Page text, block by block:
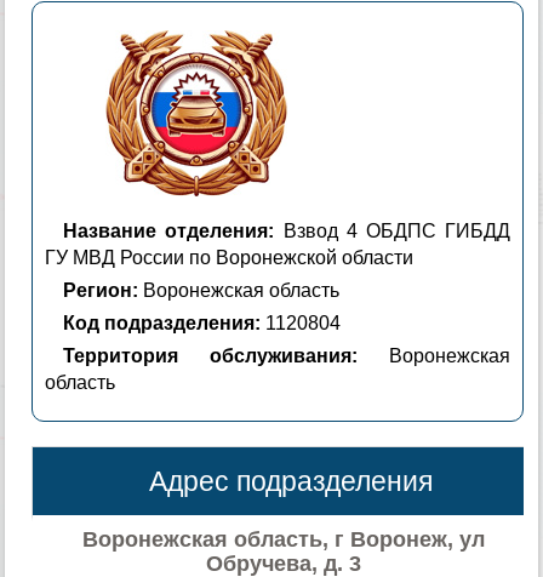
Название отделения: Взвод 4 ОБДПС ГИБДД
ГУ МВД России по Воронежской области
Регион: Воронежская область
Код подразделения: 1120804
Территория обслуживания: Воронежская
область
Адрес подразделения
Воронежская область, г Воронеж, ул
Обручева, д. 3